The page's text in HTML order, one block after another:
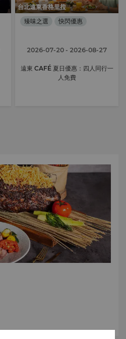
台北遠東香格里拉
臻味之選
快閃優惠
2026-07-20 - 2026-08-27
遠東 CAFÉ 夏日優惠：四人同行一
人免費